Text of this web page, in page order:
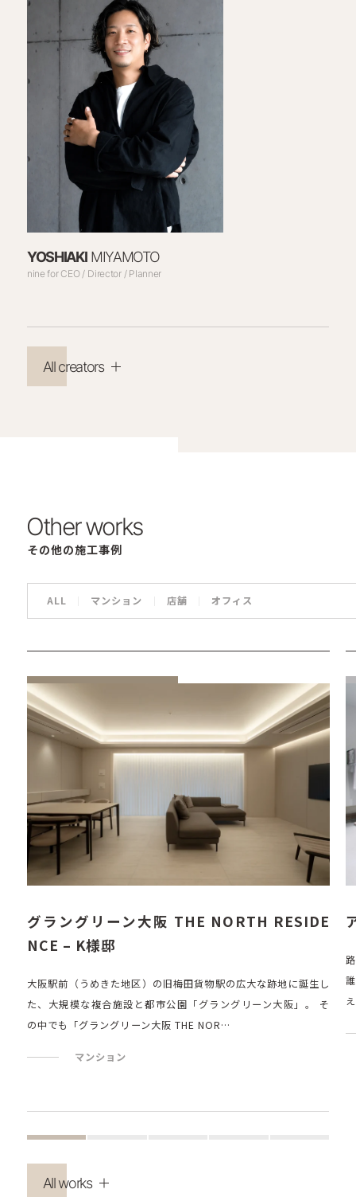
YOSHIAKI MIYAMOTO
nine for CEO Director Planner
All creators
Other works
その他の施工事例
ALL マンション 店舗 オフィス
グラングリーン大阪 THE NORTH RESIDE
NCE – K様邸
大阪駅前（うめきた地区）の旧梅田貨物駅の広大な跡地に誕生し
た、大規模な複合施設と都市公園「グラングリーン大阪」。 そ
の中でも「グラングリーン大阪 THE NOR…
マンション
All works